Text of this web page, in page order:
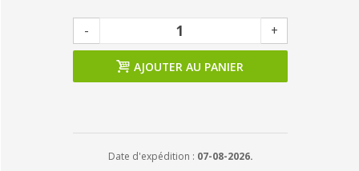
- +
AJOUTER AU PANIER
Date d'expédition : 07-08-2026.